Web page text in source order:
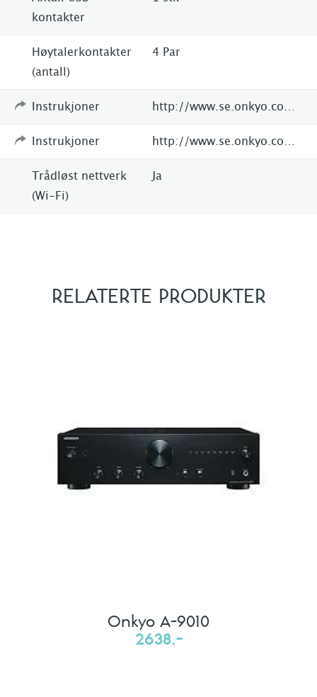
kontakter
Høytalerkontakter
(antall)
4 Par
Instrukjoner
Instrukjoner
Trådløst nettverk
(Wi-Fi)
Ja
RELATERTE PRODUKTER
Onkyo A-9010
2638,-